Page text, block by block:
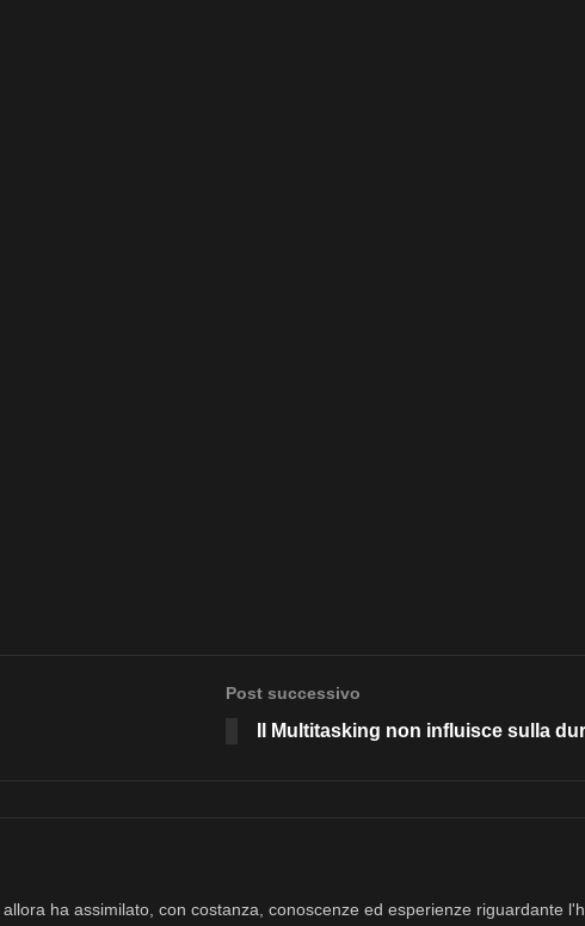
Post successivo
Il Multitasking non influisce sulla
ha assimilato, con costanza, conoscenze ed esperienze riguardante